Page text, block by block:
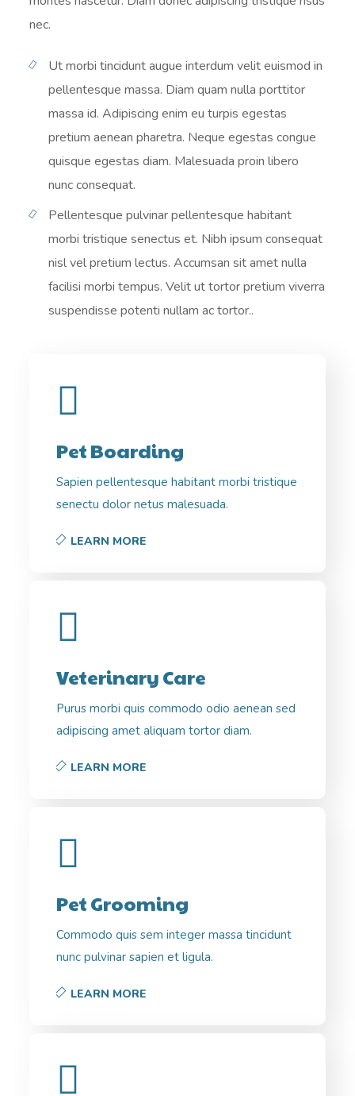
nec.
Ut morbi tincidunt augue interdum velit euismod in
pellentesque massa. Diam quam nulla porttitor
massa id. Adipiscing enim eu turpis egestas
pretium aenean pharetra. Neque egestas congue
quisque egestas diam. Malesuada proin libero
nunc consequat.
Pellentesque pulvinar pellentesque habitant
morbi tristique senectus et. Nibh ipsum consequat
nisl vel pretium lectus. Accumsan sit amet nulla
facilisi morbi tempus. Velit ut tortor pretium viverra
suspendisse potenti nullam ac tortor..
Pet Boarding
Sapien pellentesque habitant morbi tristique
senectu dolor netus malesuada.
LEARN MORE
Veterinary Care
Purus morbi quis commodo odio aenean sed
adipiscing amet aliquam tortor diam.
LEARN MORE
Pet Grooming
Commodo quis sem integer massa tincidunt
nunc pulvinar sapien et ligula.
LEARN MORE